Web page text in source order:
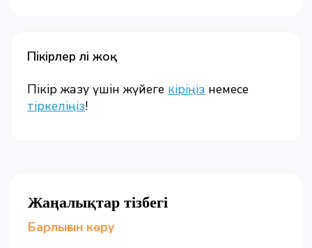
Пікірлер әлі жоқ
Пікір жазу үшін жүйеге кіріңіз немесе
тіркеліңіз!
Жаңалықтар тізбегі
Барлығын көру